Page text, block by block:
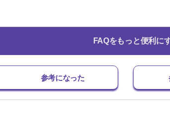
FAQをもっと便利に
参考になった